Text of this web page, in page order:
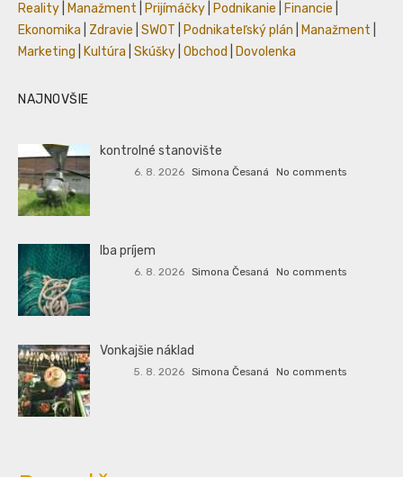
Reality
Manažment Prijímáčky Podnikanie Financie
Ekonomika
Zdravie SWOT Podnikateľský plán Manažment
Marketing
Kultúra Skúšky Obchod Dovolenka
NAJNOVŠIE
kontrolné stanovište
6. 8. 2026 Simona Česaná No comments
Iba príjem
6. 8. 2026 Simona Česaná No comments
Vonkajšie náklad
5. 8. 2026 Simona Česaná No comments